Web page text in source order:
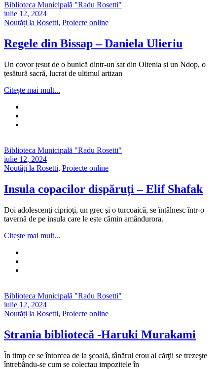
Biblioteca Municipală "Radu Rosetti"
iulie 12, 2024
Noutăți la Rosetti, Proiecte online
Regele din Bissap – Daniela Ulieriu
Un covor țesut de o bunică dintr-un sat din Oltenia și un Ndop, o
țesătură sacră, lucrat de ultimul artizan
Citește mai mult...
Biblioteca Municipală "Radu Rosetti"
iulie 12, 2024
Noutăți la Rosetti, Proiecte online
Insula copacilor dispăruți – Elif Shafak
Doi adolescenţi ciprioţi, un grec şi o turcoaică, se întâlnesc într-o
tavernă de pe insula care le este cămin amândurora.
Citește mai mult...
Biblioteca Municipală "Radu Rosetti"
iulie 12, 2024
Noutăți la Rosetti, Proiecte online
Strania bibliotecă -Haruki Murakami
În timp ce se întorcea de la şcoală, tânărul erou al cărţii se trezeşte
întrebându-se cum se colectau impozitele în